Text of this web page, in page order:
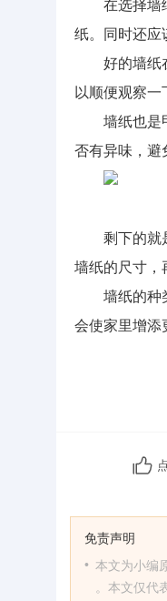
在选择墙
纸。同时还应
好的墙纸
以顺便观察一
墙纸也是
否有异味，避
剩下的就
墙纸的尺寸，
墙纸的种
会使家里增添
免责声明
• 本文为小编
。本文仅代